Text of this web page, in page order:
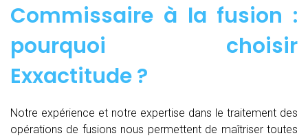
Commissaire à la fusion :
pourquoi choisir
Exxactitude ?
Notre expérience et notre expertise dans le traitement des
opérations de fusions nous permettent de maîtriser toutes